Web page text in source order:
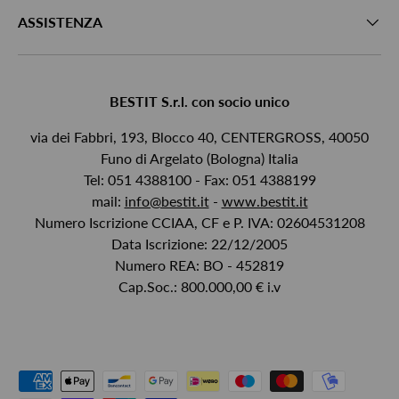
ASSISTENZA
BESTIT S.r.l. con socio unico
via dei Fabbri, 193, Blocco 40, CENTERGROSS, 40050
Funo di Argelato (Bologna) Italia
Tel: 051 4388100 - Fax: 051 4388199
mail: info@bestit.it- www.bestit.it
Numero Iscrizione CCIAA, CF e P. IVA: 02604531208
Data Iscrizione: 22/12/2005
Numero REA: BO - 452819
Cap.Soc.: 800.000,00 € i.v
Metodi di pagamento accettati